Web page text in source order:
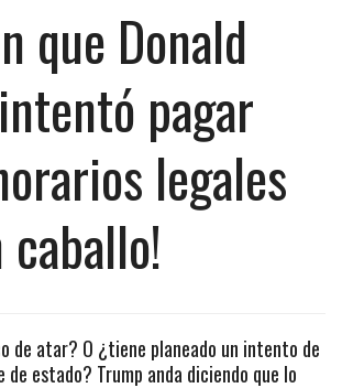
que Donald
pagar
legales
caballo!
de atar? O ¿tiene planeado un intento de
de estado? Trump anda diciendo que lo